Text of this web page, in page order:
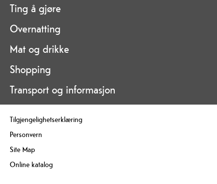
Ting å gjøre
Overnatting
Mat og drikke
Shopping
Transport og informasjon
Tilgjengelighetserklæring
Personvern
Site Map
Online katalog